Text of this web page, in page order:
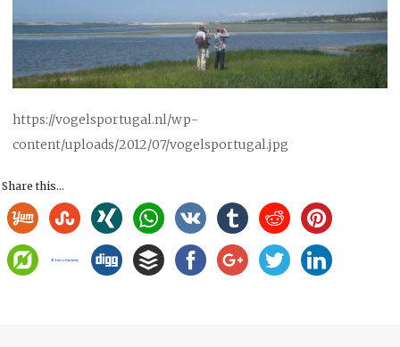
https://vogelsportugal.nl/wp-
content/uploads/2012/07/vogelsportugal.jpg
Share this...